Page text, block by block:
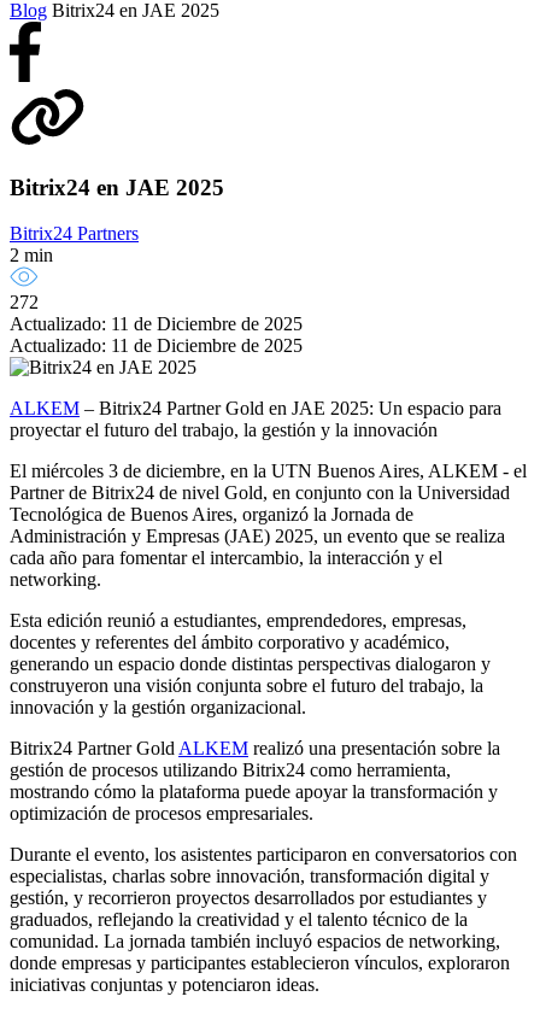
Blog Bitrix24 en JAE 2025
Bitrix24 en JAE 2025
Bitrix24 Partners
2 min
272
Actualizado: 11 de Diciembre de 2025
Actualizado: 11 de Diciembre de 2025
ALKEM – Bitrix24 Partner Gold en JAE 2025: Un espacio para
proyectar el futuro del trabajo, la gestión y la innovación
El miércoles 3 de diciembre, en la UTN Buenos Aires, ALKEM - el
Partner de Bitrix24 de nivel Gold, en conjunto con la Universidad
Tecnológica de Buenos Aires, organizó la Jornada de
Administración y Empresas (JAE) 2025, un evento que se realiza
cada año para fomentar el intercambio, la interacción y el
networking.
Esta edición reunió a estudiantes, emprendedores, empresas,
docentes y referentes del ámbito corporativo y académico,
generando un espacio donde distintas perspectivas dialogaron y
construyeron una visión conjunta sobre el futuro del trabajo, la
innovación y la gestión organizacional.
Bitrix24 Partner GoldALKEM realizó una presentación sobre la
gestión de procesos utilizando Bitrix24 como herramienta,
mostrando cómo la plataforma puede apoyar la transformación y
optimización de procesos empresariales.
Durante el evento, los asistentes participaron en conversatorios con
especialistas, charlas sobre innovación, transformación digital y
gestión, y recorrieron proyectos desarrollados por estudiantes y
graduados, reflejando la creatividad y el talento técnico de la
comunidad. La jornada también incluyó espacios de networking,
donde empresas y participantes establecieron vínculos, exploraron
iniciativas conjuntas y potenciaron ideas.